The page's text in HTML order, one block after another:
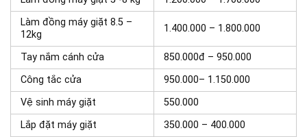
Làm đồng máy giặt 8.5 –
12kg
1.400.000 – 1.800.000
Tay nắm cánh cửa
850.000đ – 950.000
Công tắc cửa
950.000– 1.150.000
Vệ sinh máy giặt
550.000
Lắp đặt máy giặt
350.000 – 400.000